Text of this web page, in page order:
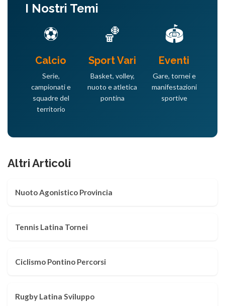
I Nostri Temi
⚽
Calcio
Serie,
campionati e
squadre del
territorio
🏀
Sport Vari
Basket, volley,
nuoto e atletica
pontina
🏟️
Eventi
Gare, tornei e
manifestazioni
sportive
Altri Articoli
Nuoto Agonistico Provincia
Tennis Latina Tornei
Ciclismo Pontino Percorsi
Rugby Latina Sviluppo